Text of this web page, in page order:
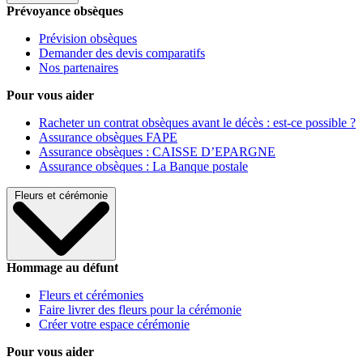
Prévoyance obsèques
Prévision obsèques
Demander des devis comparatifs
Nos partenaires
Pour vous aider
Racheter un contrat obsèques avant le décès : est-ce possible ?
Assurance obsèques FAPE
Assurance obsèques : CAISSE D’EPARGNE
Assurance obsèques : La Banque postale
Fleurs et cérémonie
Hommage au défunt
Fleurs et cérémonies
Faire livrer des fleurs pour la cérémonie
Créer votre espace cérémonie
Pour vous aider